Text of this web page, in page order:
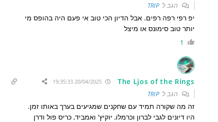
הגב לTRIP
יפ רפי רפה רפים. אבל הדיון הכי טוב אי פעם היה בהופס מי
יותר טוב סימונס או מיצל
1
The Ljos of the Rings
20/04/2025 19:35:33
הגב לTRIP
זה מה שקורה תמיד עם שחקנים שמגיעים בערך באותו זמן.
היו דיונים לגבי לברון וכרמלו, יוקיץ' ואמביד, כריס פול ודרן